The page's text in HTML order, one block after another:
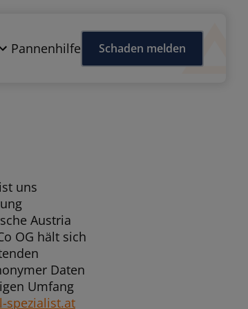
Pannenhilfe Schaden melden
uns
Austria
OG hält sich
Daten
Umfang
spezialist.at